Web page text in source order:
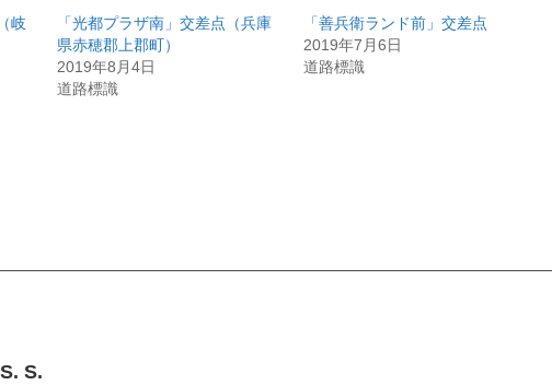
岐
「光都プラザ南」交差点（兵庫
県赤穂郡上郡町）
2019年8月4日
道路標識
「善兵衛ランド前」交差点
2019年7月6日
道路標識
S.